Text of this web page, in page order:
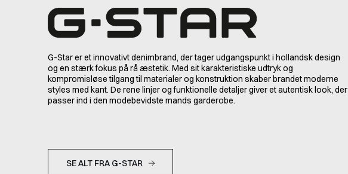
G-Star er et innovativt denimbrand, der tager udgangspunkt i hollandsk design
og en stærk fokus på rå æstetik. Med sit karakteristiske udtryk og
kompromisløse tilgang til materialer og konstruktion skaber brandet moderne
styles med kant. De rene linjer og funktionelle detaljer giver et autentisk look, der
passer ind i den modebevidste mands garderobe.
SE ALT FRA G-STAR